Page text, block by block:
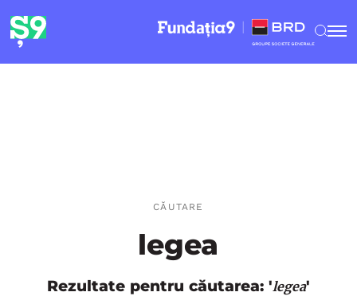
CĂUTARE
legea
Rezultate pentru căutarea: 'legea'